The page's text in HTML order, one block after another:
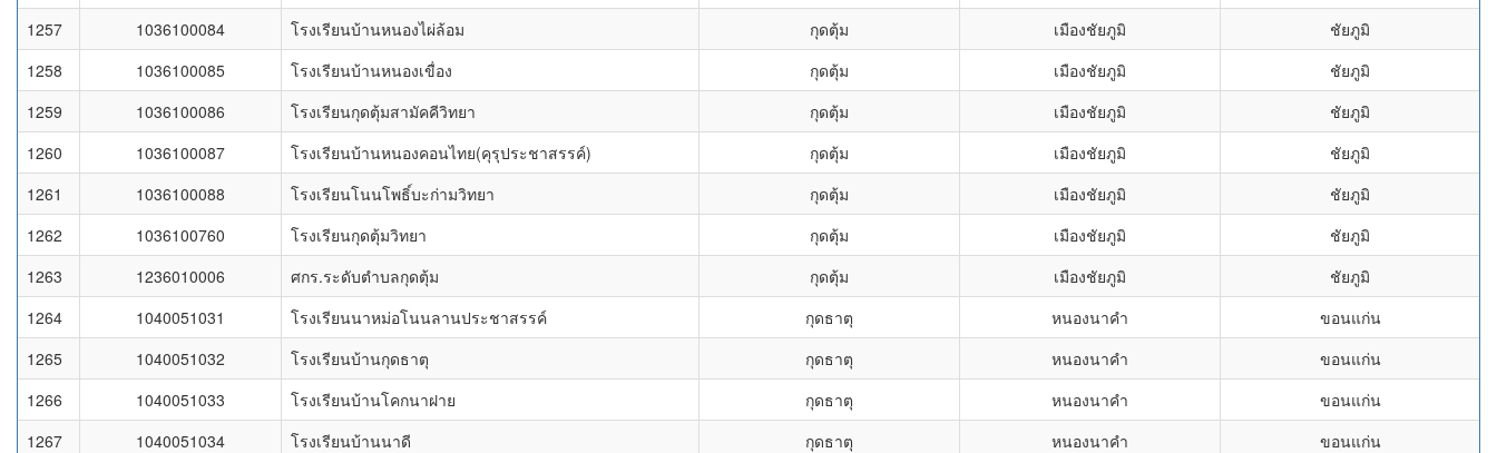
1257
1036100084 โรงเรียนบ้านหนองไผ่ล้อม กุดตุ้ม เมืองชัยภูมิ
ชัยภูมิ
1258
1036100085 โรงเรียนบ้านหนองเขื่อง กุดตุ้ม เมืองชัยภูมิ
ชัยภูมิ
1259
1036100086 โรงเรียนกุดตุ้มสามัคคีวิทยา กุดตุ้ม เมืองชัยภูมิ
ชัยภูมิ
1260
1036100087 โรงเรียนบ้านหนองคอนไทย(คุรุประชาสรรค์) กุดตุ้ม เมืองชัยภูมิ
ชัยภูมิ
1261
1036100088 โรงเรียนโนนโพธิ์บะก่ามวิทยา กุดตุ้ม เมืองชัยภูมิ
ชัยภูมิ
1262
1036100760 โรงเรียนกุดตุ้มวิทยา กุดตุ้ม เมืองชัยภูมิ
ชัยภูมิ
1263
1236010006 ศกร.ระดับตำบลกุดตุ้ม กุดตุ้ม เมืองชัยภูมิ
ชัยภูมิ
1264
1040051031 โรงเรียนนาหม่อโนนลานประชาสรรค์ กุดธาตุ หนองนาคำ
ขอนแก่น
1265
1040051032 โรงเรียนบ้านกุดธาตุ กุดธาตุ หนองนาคำ
ขอนแก่น
1266
1040051033 โรงเรียนบ้านโคกนาฝาย กุดธาตุ หนองนาคำ
ขอนแก่น
1267
1040051034 โรงเรียนบ้านนาดี กุดธาตุ หนองนาคำ
ขอนแก่น